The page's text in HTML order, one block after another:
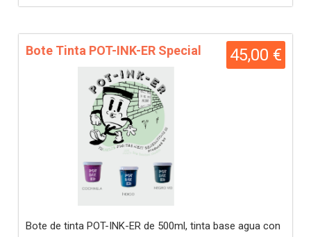
45,00 €
Bote Tinta POT-INK-ER Special
Bote de tinta POT-INK-ER de 500ml, tinta base agua con